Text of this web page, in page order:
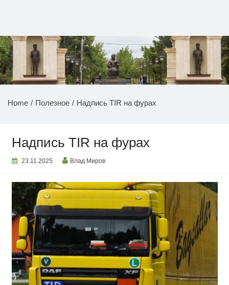
НОВОСТИ ПРИДНЕСТРОВЬЯ
Home Полезное Надпись TIR на фурах
Надпись TIR на фурах
23.11.2025 Влад Миров